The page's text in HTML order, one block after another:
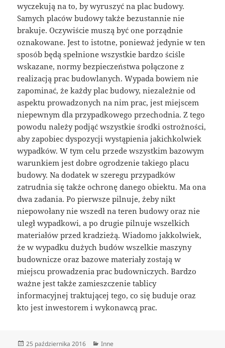
wyczekują na to, by wyruszyć na plac budowy.
Samych placów budowy także bezustannie nie
brakuje. Oczywiście muszą być one porządnie
oznakowane. Jest to istotne, ponieważ jedynie w ten
sposób będą spełnione wszystkie bardzo ściśle
wskazane, normy bezpieczeństwa połączone z
realizacją prac budowlanych. Wypada bowiem nie
zapominać, że każdy plac budowy, niezależnie od
aspektu prowadzonych na nim prac, jest miejscem
niepewnym dla przypadkowego przechodnia. Z tego
powodu należy podjąć wszystkie środki ostrożności,
aby zapobiec dyspozycji wystąpienia jakichkolwiek
wypadków. W tym celu przede wszystkim bazowym
warunkiem jest dobre ogrodzenie takiego placu
budowy. Na dodatek w szeregu przypadków
zatrudnia się także ochronę danego obiektu. Ma ona
dwa zadania. Po pierwsze pilnuje, żeby nikt
niepowołany nie wszedł na teren budowy oraz nie
uległ wypadkowi, a po drugie pilnuje wszelkich
materiałów przed kradzieżą. Wiadomo jakkolwiek,
że w wypadku dużych budów wszelkie maszyny
budownicze oraz bazowe materiały zostają w
miejscu prowadzenia prac budowniczych. Bardzo
ważne jest także zamieszczenie tablicy
informacyjnej traktującej tego, co się buduje oraz
kto jest inwestorem i wykonawcą prac.
Data
25 października 2016 Kategorie
Inne